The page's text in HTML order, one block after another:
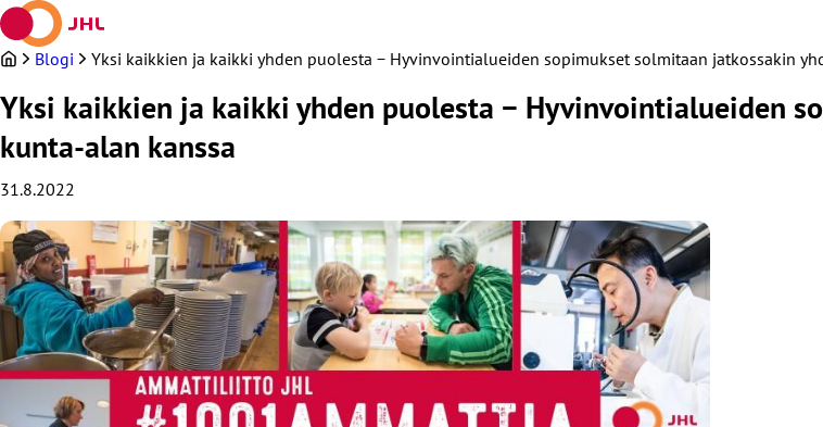
Siirry
sisältöön
Blogi Yksi kaikkien ja kaikki yhden puolesta − Hyvinvointialueiden sopimukset solmitaan jatkossakin
Yksi kaikkien ja kaikki yhden puolesta − Hyvinvointialueiden
kunta-alan kanssa
31.8.2022